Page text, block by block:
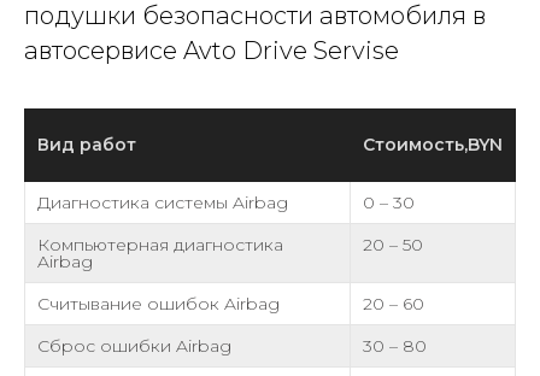
подушки безопасности автомобиля в
автосервисе Avto Drive Servise
Вид работ Стоимость,BYN
Диагностика системы Airbag
0 – 30
Компьютерная диагностика
Airbag
20 – 50
Считывание ошибок Airbag
20 – 60
Сброс ошибки Airbag
30 – 80